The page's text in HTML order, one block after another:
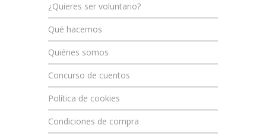
¿Quieres ser voluntario?
Qué hacemos
Quiénes somos
Concurso de cuentos
Política de cookies
Condiciones de compra